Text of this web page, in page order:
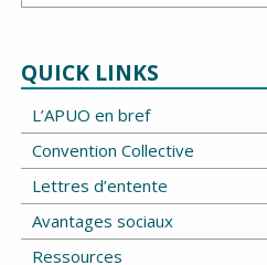
QUICK LINKS
L’APUO en bref
Convention Collective
Lettres d’entente
Avantages sociaux
Ressources